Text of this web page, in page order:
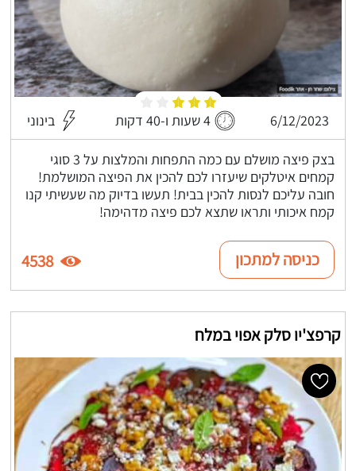
6/12/2023 4 שעות ו-40 דקות בינוני
בצק פיצה מושלם עם כמה התפחות והמלצות על 3 סוגי
קמחים איטלקים שיעזרו לכם להכין את הפיצה המושלמת!
חובה עליכם לנסות להכין בבית! תעשו בדיוק מה שעשיתי קנו
קמח איכותי ותראו שתצא לכם פיצה מדהימה!
כניסה למתכון 4538
קרפצ'יו סלק אפוי במלח